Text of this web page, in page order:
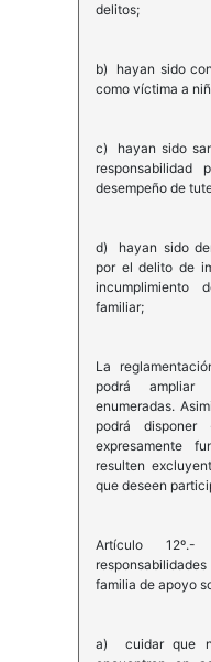
delitos;
b) hayan sido
como víctima a
c) hayan sido
desempeño de
d) hayan sido
por el delito de
incumplimiento
familiar;
La
podrá ampliar
enumeradas.
podrá disponer
expresamente
resulten
que deseen
Artículo 12º.-
familia de apoyo
a) cuidar que